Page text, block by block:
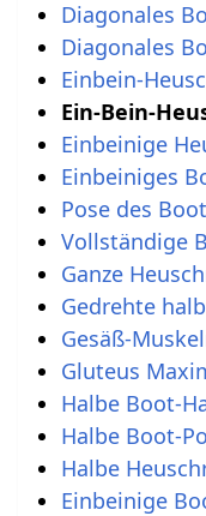
Diagonales
Diagonales
Einbein-
Ein-Bein-
Einbeinige
Einbeiniges
Pose des
Vollständige
Ganze
Gedrehte
Gesäß-
Gluteus
Halbe Boot-
Halbe Boot-
Halbe
Einbeinige